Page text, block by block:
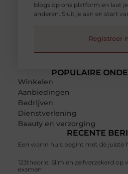
POPULAIRE
Winkelen
Aanbiedingen
Bedrijven
Dienstverlening
Beauty en verzorging
RECENTE
Een warm huis begint met de juiste
123theorie: Slim en zelfverzekerd op
examen
blogs op ons platform en laat
anderen. Sluit je aan en start
Registreer